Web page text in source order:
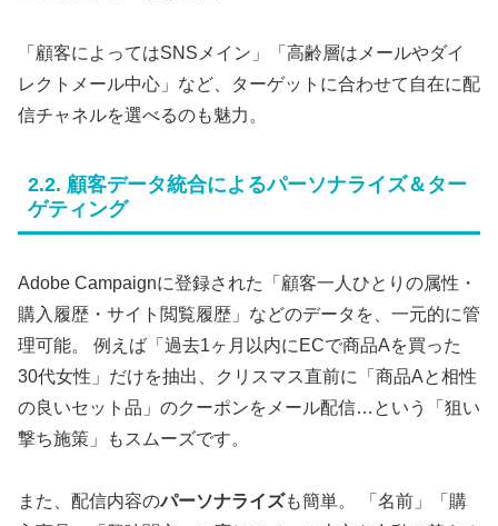
「顧客によってはSNSメイン」「高齢層はメールやダイ
レクトメール中心」など、ターゲットに合わせて自在に配
信チャネルを選べるのも魅力。
2.2. 顧客データ統合によるパーソナライズ＆ター
ゲティング
Adobe Campaignに登録された「顧客一人ひとりの属性・
購入履歴・サイト閲覧履歴」などのデータを、一元的に管
理可能。 例えば「過去1ヶ月以内にECで商品Aを買った
30代女性」だけを抽出、クリスマス直前に「商品Aと相性
の良いセット品」のクーポンをメール配信…という「狙い
撃ち施策」もスムーズです。
また、配信内容のパーソナライズも簡単。 「名前」「購